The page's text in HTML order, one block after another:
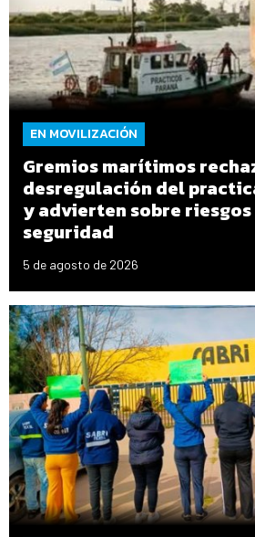
EN MOVILIZACIÓN
Gremios marítimos
desregulación del
y advierten sobre riesgos
seguridad
5 de agosto de 2026